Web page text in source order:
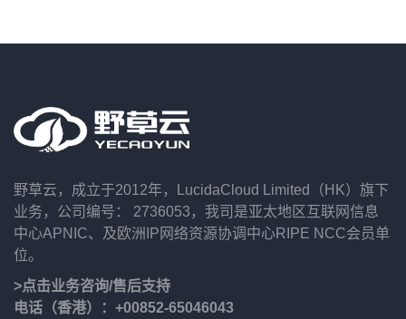
野草云，成立于2012年，LucidaCloud Limited（HK）旗下
业务，公司编号： 2736053，我司是亚太地区互联网信息
中心APNIC、及欧洲IP网络资源协调中心RIPE NCC会员单
位。
>点击业务咨询/售后支持
电话（香港）：+00852-65046043